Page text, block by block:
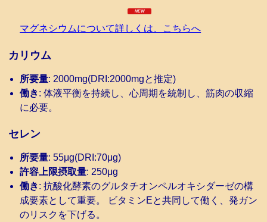
マグネシウムについて詳しくは、こちらへ
カリウム
所要量: 2000mg(DRI:2000mgと推定)
働き: 体液平衡を持続し、心周期を統制し、筋肉の収縮
に必要。
セレン
所要量: 55μg(DRI:70μg)
許容上限摂取量: 250μg
働き: 抗酸化酵素のグルタチオンペルオキシダーゼの構
成要素として重要。 ビタミンEと共同して働く、発ガン
のリスクを下げる。